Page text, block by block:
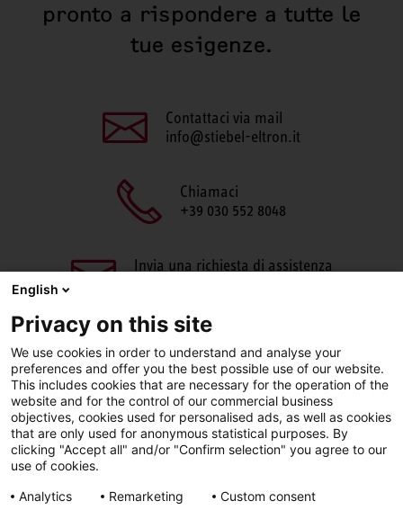
pronto a rispondere a tutte le
tue esigenze.
Contattaci via mail
info@stiebel-eltron.it
Chiamaci
+39 030 552 8048
Invia una richiesta di assistenza
Facebook LinkedIn Instagram
English
Privacy on this site
We use cookies in order to understand and analyse your
preferences and offer you the best possible use of our website.
This includes cookies that are necessary for the operation of the
website and for the control of our commercial business
objectives, cookies used for personalised ads, as well as cookies
that are only used for anonymous statistical purposes. By
clicking "Accept all" and/or "Confirm selection" you agree to our
use of cookies.
Analytics
Remarketing
Custom consent